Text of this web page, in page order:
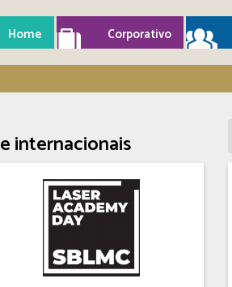
Home Corporativo
internacionais